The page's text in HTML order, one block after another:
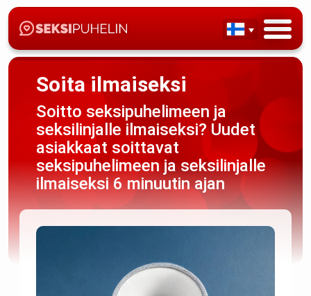
Soita ilmaiseksi
Soitto seksipuhelimeen ja
seksilinjalle ilmaiseksi? Uudet
asiakkaat soittavat
seksipuhelimeen ja seksilinjalle
ilmaiseksi 6 minuutin ajan